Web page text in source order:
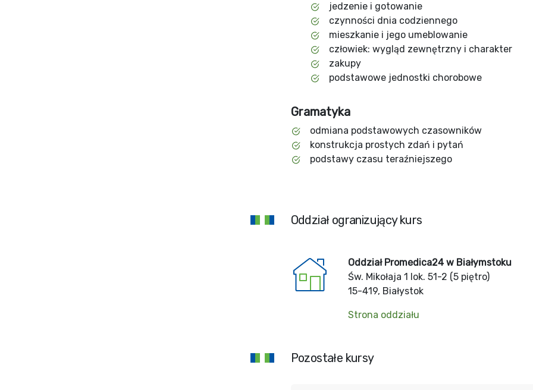
jedzenie i gotowanie
czynności dnia codziennego
mieszkanie i jego umeblowanie
człowiek: wygląd zewnętrzny i charakter
zakupy
podstawowe jednostki chorobowe
Gramatyka
odmiana podstawowych czasowników
konstrukcja prostych zdań i pytań
podstawy czasu teraźniejszego
Oddział ogranizujący kurs
Oddział Promedica24 w Białymstoku
Św. Mikołaja 1 lok. 51-2 (5 piętro)
15-419, Białystok
Strona oddziału
Pozostałe kursy